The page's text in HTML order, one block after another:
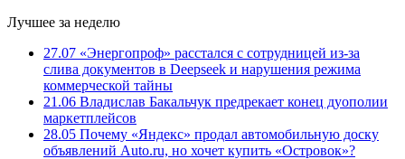
Лучшее за неделю
27.07 «Энергопроф» расстался с сотрудницей из-за
слива документов в Deepseek и нарушения режима
коммерческой тайны
21.06 Владислав Бакальчук предрекает конец дуополии
маркетплейсов
28.05 Почему «Яндекс» продал автомобильную доску
объявлений Auto.ru, но хочет купить «Островок»?